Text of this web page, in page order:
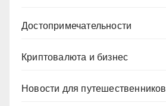
Достопримечательности
Криптовалюта и бизнес
Новости для путешественников